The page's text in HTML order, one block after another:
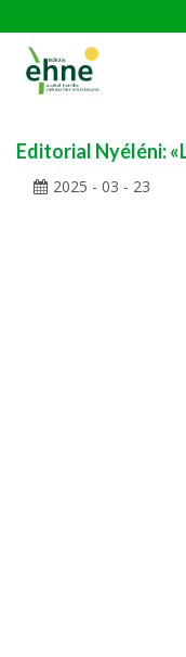
Editorial Nyéléni:
2025 - 03 - 23